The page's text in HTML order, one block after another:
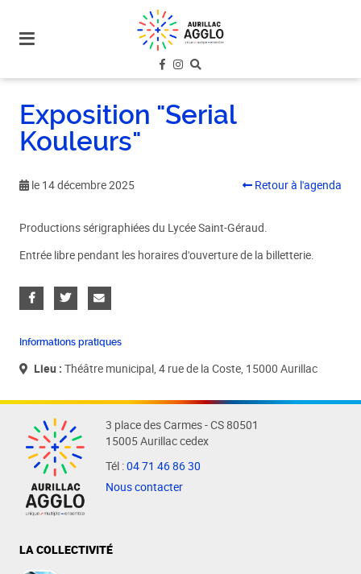
site
menu
aller au
contenu
Exposition "Serial
Kouleurs"
le 14 décembre 2025 Retour à l'agenda
Productions sérigraphiées du Lycée Saint-Géraud.
Entrée libre pendant les horaires d'ouverture de la billetterie.
Informations pratiques
Lieu : Théâtre municipal, 4 rue de la Coste, 15000 Aurillac
3 place des Carmes - CS 80501
15005 Aurillac cedex
Tél :04 71 46 86 30
Nous contacter
LA COLLECTIVITÉ